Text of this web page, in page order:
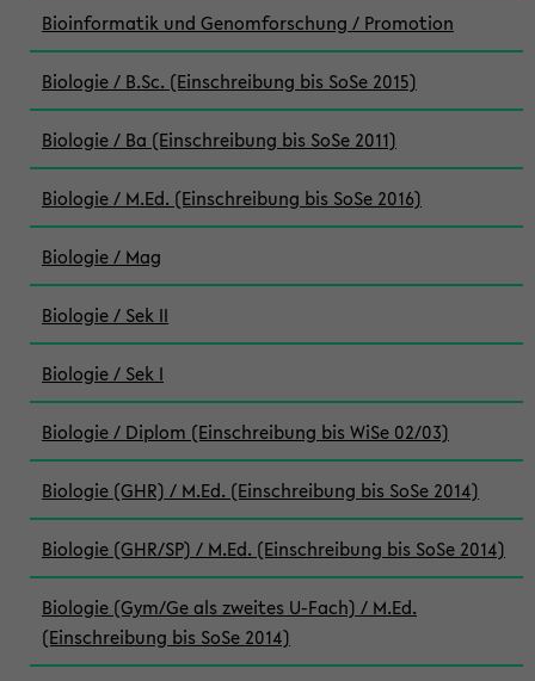
Bioinformatik und Genomforschung / Promotion
Biologie / B.Sc. (Einschreibung bis SoSe 2015)
Biologie / Ba (Einschreibung bis SoSe 2011)
Biologie / M.Ed. (Einschreibung bis SoSe 2016)
Biologie / Mag
Biologie / Sek II
Biologie / Sek I
Biologie / Diplom (Einschreibung bis WiSe 02/03)
Biologie (GHR) / M.Ed. (Einschreibung bis SoSe 2014)
Biologie (GHR/SP) / M.Ed. (Einschreibung bis SoSe 2014)
Biologie (Gym/Ge als zweites U-Fach) / M.Ed.
(Einschreibung bis SoSe 2014)